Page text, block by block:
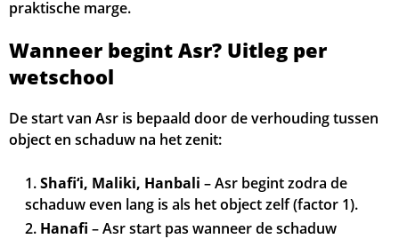
praktische marge.
Wanneer begint Asr? Uitleg per
wetschool
De start van Asr is bepaald door de verhouding tussen
object en schaduw na het zenit:
Shafi‘i, Maliki, Hanbali – Asr begint zodra de
schaduw even lang is als het object zelf (factor 1).
Hanafi – Asr start pas wanneer de schaduw